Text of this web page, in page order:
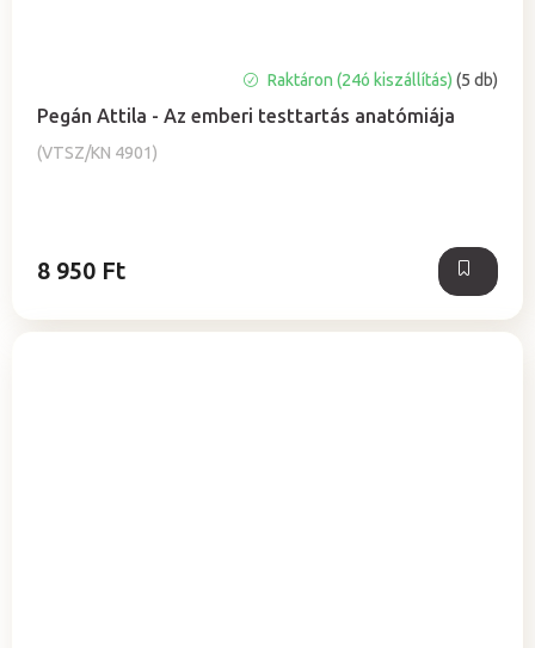
Pegán Attila - Az emberi testtartás anatómiája
(VTSZ/KN 4901)
Raktáron (24ó kiszállítás) (5 db)
8 950 Ft